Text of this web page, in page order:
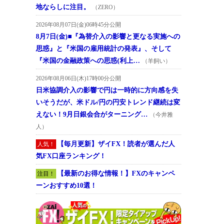
地ならしに注目。
（ZERO）
2026年08月07日(金)06時45分公開
8月7日(金)■『為替介入の影響と更なる実施への
思惑』と『米国の雇用統計の発表』、そして
『米国の金融政策への思惑(利上…
（羊飼い）
2026年08月06日(木)17時00分公開
日米協調介入の影響で円は一時的に方向感を失
いそうだが、米ドル/円の円安トレンド継続は変
えない！9月日銀会合がターニング…
（今井雅
人）
人気！
【毎月更新】ザイFX！読者が選んだ人
気FX口座ランキング！
注目！
【最新のお得な情報！】FXのキャンペ
ーンおすすめ10選！